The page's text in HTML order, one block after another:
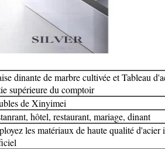
dinante de marbre cultivée et Tableau
supérieure du comptoir
de Xinyimei
hôtel, restaurant, mariage, dinant
les matériaux de haute qualité